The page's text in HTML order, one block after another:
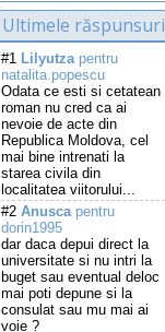
Ultimele răspunsuri
#1 Lilyutzapentru
natalita.popescu
Odata ce esti si cetatean
roman nu cred ca ai
nevoie de acte din
Republica Moldova, cel
mai bine intrenati la
starea civila din
localitatea viitorului...
#2 Anuscapentru
dorin1995
dar daca depui direct la
universitate si nu intri la
buget sau eventual deloc
mai poti depune si la
consulat sau mu mai ai
voie ?